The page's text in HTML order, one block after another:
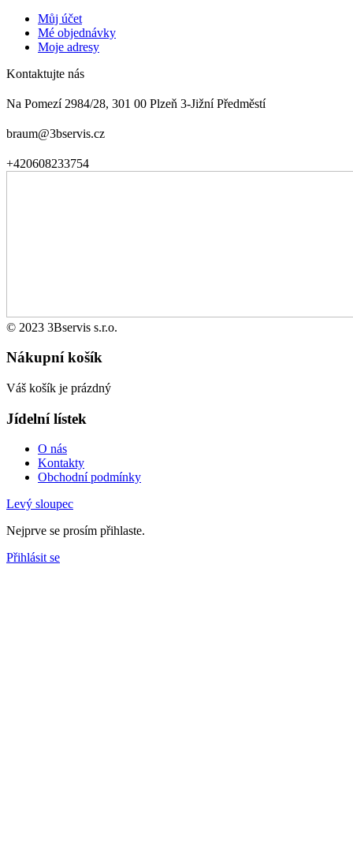
Můj účet
Mé objednávky
Moje adresy
Kontaktujte nás
Na Pomezí 2984/28, 301 00 Plzeň 3-Jižní Předměstí
braum@3bservis.cz
+420608233754
© 2023 3Bservis s.r.o.
Nákupní košík
Váš košík je prázdný
Jídelní lístek
O nás
Kontakty
Obchodní podmínky
Levý sloupec
Nejprve se prosím přihlaste.
Přihlásit se